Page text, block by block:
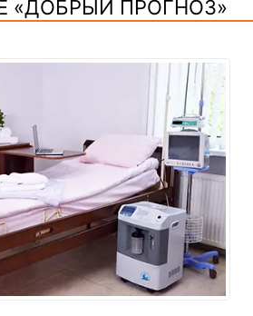
«ДОБРЫЙ ПРОГНОЗ»